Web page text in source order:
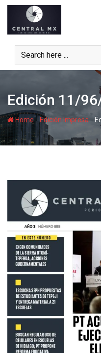
Skip
content
Edición 11/
Home-Edición Impresa -